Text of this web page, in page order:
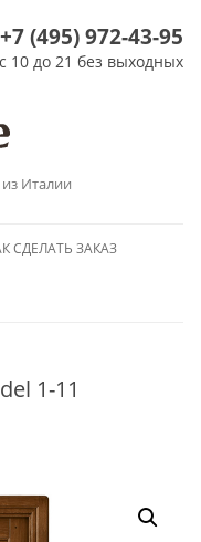
+7 (495) 972-43-95
с 10 до 21 без выходных
Италии
СДЕЛАТЬ ЗАКАЗ
1-11